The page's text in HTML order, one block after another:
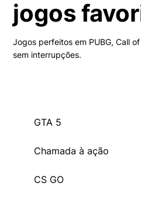
jogos
Jogos perfeitos em PUBG, Call
sem interrupções.
GTA 5
Chamada à ação
CS GO